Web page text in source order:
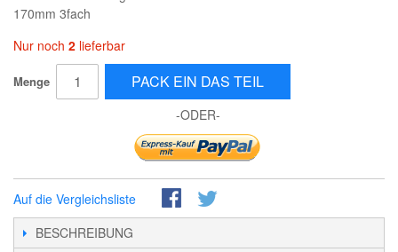
170mm 3fach
Nur noch 2 lieferbar
Menge PACK EIN DAS TEIL
-ODER-
Auf die Vergleichsliste
BESCHREIBUNG